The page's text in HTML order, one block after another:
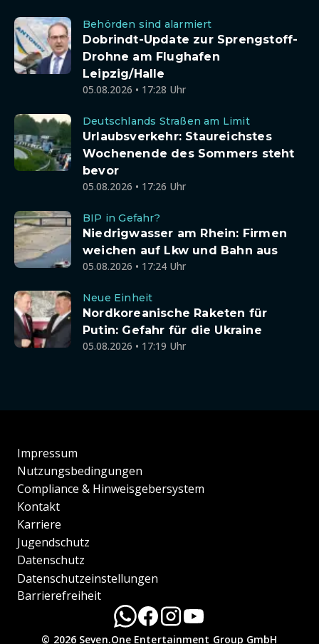
Behörden sind alarmiert
Dobrindt-Update zur Sprengstoff-
Drohne am Flughafen
Leipzig/Halle
05.08.2026 • 17:28 Uhr
Deutschlands Straßen am Limit
Urlaubsverkehr: Staureichstes
Wochenende des Sommers steht
bevor
05.08.2026 • 17:26 Uhr
BIP in Gefahr?
Niedrigwasser am Rhein: Firmen
weichen auf Lkw und Bahn aus
05.08.2026 • 17:24 Uhr
Neue Einheit
Nordkoreanische Raketen für
Putin: Gefahr für die Ukraine
05.08.2026 • 17:19 Uhr
Impressum
Nutzungsbedingungen
Compliance & Hinweisgebersystem
Kontakt
Karriere
Jugendschutz
Datenschutz
Datenschutzeinstellungen
Barrierefreiheit
© 2026 Seven.One Entertainment Group GmbH